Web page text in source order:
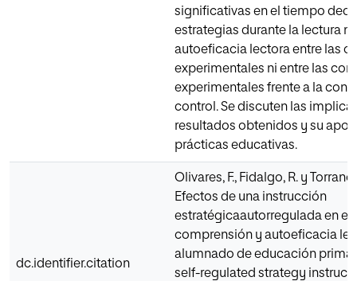
signi­ficativas en el tiempo
estra­tegias durante la lectura ni
autoeficacia lectora entre las
experimentales ni entre las
experimentales frente a la
control. Se discuten las
resultados obtenidos y su
prácticas educativas.
dc.identifier.citation
Olivares, F., Fidalgo, R. y
Efectos de una instrucción
estratégicaautorregulada en el
comprensión y autoeficacia
alumnado de educación
self-regulated strategy